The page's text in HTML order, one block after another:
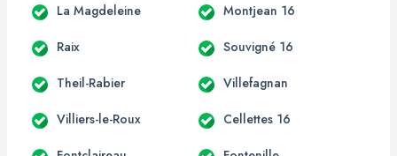
La Magdeleine Montjean 16
Raix Souvigné 16
Theil-Rabier Villefagnan
Villiers-le-Roux Cellettes 16